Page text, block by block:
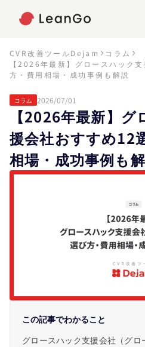
CVR改善ツールDejam
コラム
【2026年最新】グロースハック
方・費用相場・成功事例も解説
コラム 2026/07/01
【2026年最新】
援会社おすすめ12
相場・成功事例も
この記事でわかること
グロースハック支援会社（グ